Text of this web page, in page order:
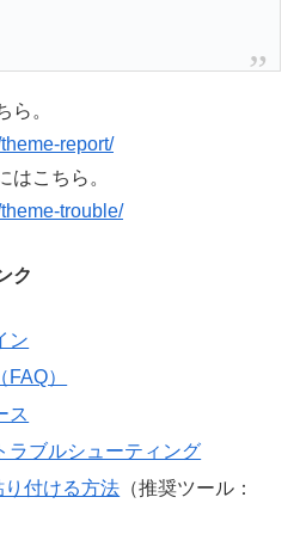
ら。
report/
はこちら。
trouble/
ク
ン
）
ス
ラブルシューティング
り付ける方法 （推奨ツール：